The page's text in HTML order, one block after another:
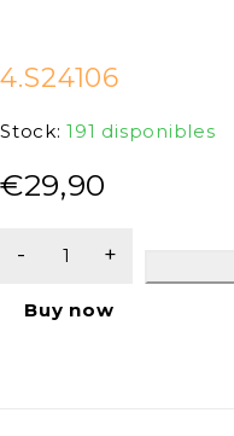
4.S24106
Stock: 191 disponibles
€29,90
Buy now